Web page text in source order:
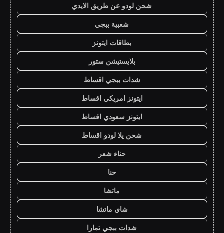
شحن لودو عن طريق الايدي
شعبية ببجي
بطاقات ايتونز
بلايستيشن ستور
شدات ببجي اقساط
ايتونز امريكي اقساط
ايتونز سعودي اقساط
شحن يلا لودو اقساط
حناء شعر
حنا
ماتشا
شاي ماتشا
شدات ببجي تمارا